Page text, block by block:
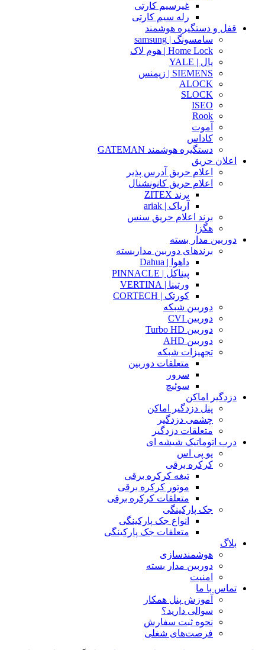
غیرسیم کارتی
رله سیم کارتی
قفل و دستگیره هوشمند
سامسونگ | samsung
Home Lock | هوم لاک
یال | YALE
SIEMENS | زیمنس
ALOCK
SLOCK
ISEO
Rook
آموت
کاداس
دستگیره هوشمند GATEMAN
اعلان حریق
اعلام حریق آدرس پذیر
اعلام حریق کانونشنال
برند ZITEX
آریاک | ariak
برند اعلام حریق سنس
هگزا
دوربین مدار بسته
برندهای دوربین مداربسته
داهوا | Dahua
پیناکل | PINNACLE
ورتینا | VERTINA
کورتک | CORTECH
دوربین شبکه
دوربین CVI
دوربین Turbo HD
دوربین AHD
تجهیزات شبکه
متعلقات دوربین
سرور
سوئیچ
دزدگیر اماکن
پنل دزدگیر اماکن
چشمی دزدگیر
متعلقات دزدگیر
درب اتوماتیک شیشه ای
یو پی اس
کرکره برقی
تیغه کرکره برقی
موتور کرکره برقی
متعلقات کرکره برقی
جک پارکینگی
انواع جک پارکینگی
متعلقات جک پارکینگی
بلاگ
هوشمندسازی
دوربین مدار بسته
امنیت
تماس با ما
آموزش پنل همکار
سوالی دارید؟
نحوه ثبت سفارش
فرصت‌های شغلی